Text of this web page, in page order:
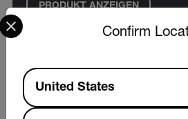
PRODUKT ANZEIGEN
Confirm
Select your preferred country and
Available Locations
United States